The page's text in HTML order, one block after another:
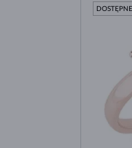
DOSTĘPNE